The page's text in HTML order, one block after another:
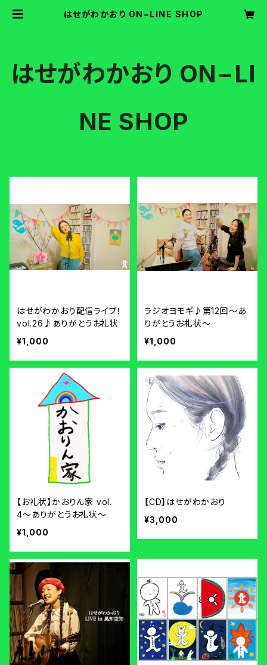
はせがわかおり ON−LINE SHOP
はせがわかおり ON−LI
NE SHOP
はせがわかおり配信ライブ！
vol.26♪ありがとうお礼状
¥1,000
ラジオヨモギ♪第12回〜あ
りがとうお礼状〜
¥1,000
【お礼状】かおりん家 vol.
4〜ありがとうお礼状〜
¥1,000
【CD】はせがわかおり
¥3,000